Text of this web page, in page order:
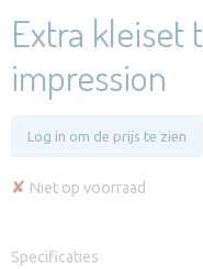
Extra kleiset
impression
Log in om de prijs te zien
✘ Niet op voorraad
Specificaties